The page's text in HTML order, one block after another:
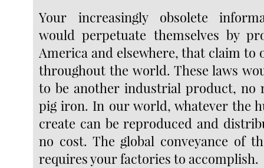
Your increasingly obsolete
would perpetuate themselves by
America and elsewhere, that claim to
throughout the world. These laws
to be another industrial product, no
pig iron. In our world, whatever the
create can be reproduced and
no cost. The global conveyance of
requires your factories to accomplish.